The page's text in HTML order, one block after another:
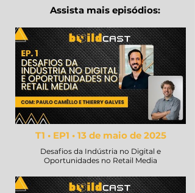
Assista mais episódios:
T1 • EP1 • 13 de maio de 2025
Desafios da Indústria no Digital e
Oportunidades no Retail Media